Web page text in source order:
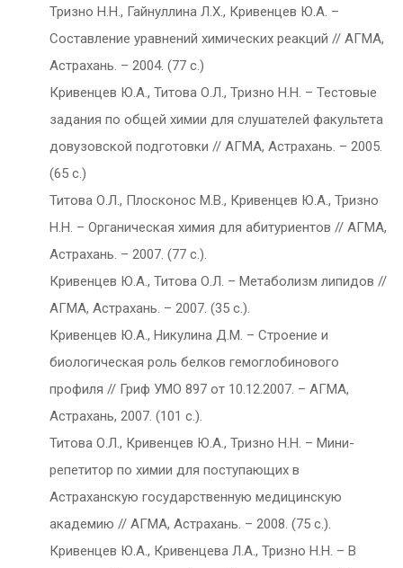
Тризно Н.Н., Гайнуллина Л.Х., Кривенцев Ю.А. –
Составление уравнений химических реакций // АГМА,
Астрахань. – 2004. (77 с.)
Кривенцев Ю.А., Титова О.Л., Тризно Н.Н. – Тестовые
задания по общей химии для слушателей факультета
довузовской подготовки // АГМА, Астрахань. – 2005.
(65 с.)
Титова О.Л., Плосконос М.В., Кривенцев Ю.А., Тризно
Н.Н. – Органическая химия для абитуриентов // АГМА,
Астрахань. – 2007. (77 с.).
Кривенцев Ю.А., Титова О.Л. – Метаболизм липидов //
АГМА, Астрахань. – 2007. (35 с.).
Кривенцев Ю.А., Никулина Д.М. – Строение и
биологическая роль белков гемоглобинового
профиля // Гриф УМО 897 от 10.12.2007. – АГМА,
Астрахань, 2007. (101 с.).
Титова О.Л., Кривенцев Ю.А., Тризно Н.Н. – Мини-
репетитор по химии для поступающих в
Астраханскую государственную медицинскую
академию // АГМА, Астрахань. – 2008. (75 с.).
Кривенцев Ю.А., Кривенцева Л.А., Тризно Н.Н. – В